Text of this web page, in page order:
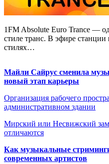
1FM Absolute Euro Trance —
стиле транс. В эфире
стилях…
Майли Сайрус сменила
новый этап карьеры
Организация рабочего
административном здании
Мирский или Несвижский
отличаются
Как музыкальные
современных артистов